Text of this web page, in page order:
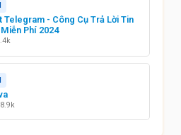
Telegram - Công Cụ Trả Lời Tin
Phí 2024